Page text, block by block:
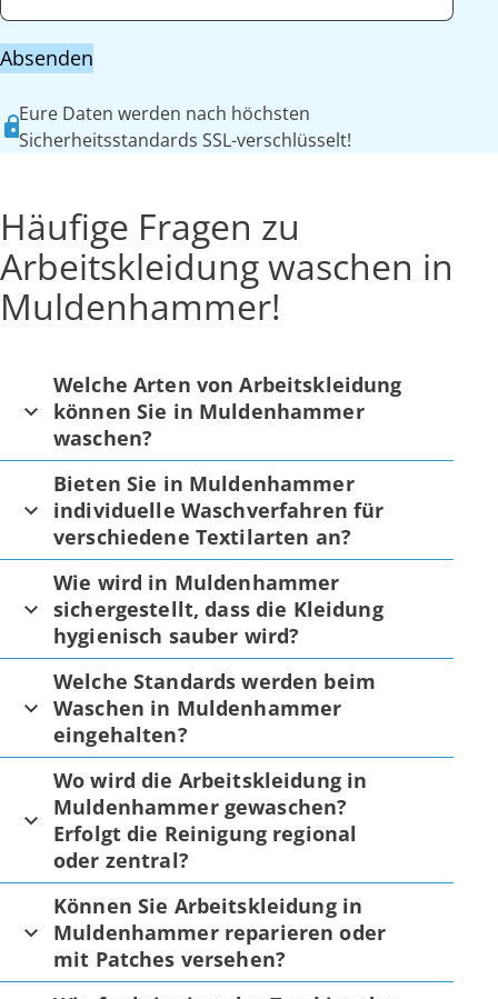
Absenden
Eure Daten werden nach höchsten
Sicherheitsstandards SSL-verschlüsselt!
Häufige Fragen zu
Arbeitskleidung waschen in
Muldenhammer!
Welche Arten von Arbeitskleidung
können Sie in Muldenhammer
waschen?
Bieten Sie in Muldenhammer
individuelle Waschverfahren für
verschiedene Textilarten an?
Wie wird in Muldenhammer
sichergestellt, dass die Kleidung
hygienisch sauber wird?
Welche Standards werden beim
Waschen in Muldenhammer
eingehalten?
Wo wird die Arbeitskleidung in
Muldenhammer gewaschen?
Erfolgt die Reinigung regional
oder zentral?
Können Sie Arbeitskleidung in
Muldenhammer reparieren oder
mit Patches versehen?